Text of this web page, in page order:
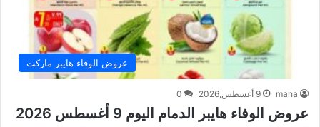
عروض الوفاء هايبر ماركت
maha 9 أغسطس,2026 0
عروض الوفاء هايبر الدمام اليوم 9 أغسطس 2026